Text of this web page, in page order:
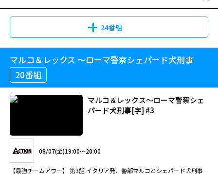
24番組
マルコ＆レックス ～ローマ警察シェパード犬刑事
20番組
マルコ＆レックス～ローマ警察シェ
パード犬刑事[字] #3
08/07(金)19:00～20:00
【最強チームアワー】 第3話 イタリア発、警部マルコとシェパード犬刑事